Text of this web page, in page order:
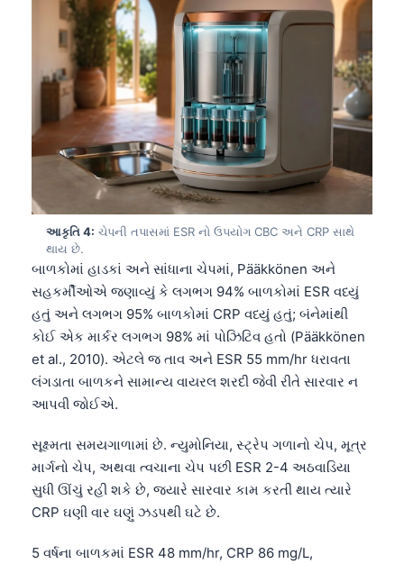
આકૃતિ 4: ચેપની તપાસમાં ESR નો ઉપયોગ CBC અને CRP સાથે
થાય છે.
બાળકોમાં હાડકાં અને સાંધાના ચેપમાં, Pääkkönen અને
સહકર્મીઓએ જણાવ્યું કે લગભગ 94% બાળકોમાં ESR વધ્યું
હતું અને લગભગ 95% બાળકોમાં CRP વધ્યું હતું; બંનેમાંથી
કોઈ એક માર્કર લગભગ 98% માં પોઝિટિવ હતો (Pääkkönen
et al., 2010). એટલે જ તાવ અને ESR 55 mm/hr ધરાવતા
લંગડાતા બાળકને સામાન્ય વાયરલ શરદી જેવી રીતે સારવાર ન
આપવી જોઈએ.
સૂક્ષ્મતા સમયગાળામાં છે. ન્યુમોનિયા, સ્ટ્રેપ ગળાનો ચેપ, મૂત્ર
માર્ગનો ચેપ, અથવા ત્વચાના ચેપ પછી ESR 2-4 અઠવાડિયા
સુધી ઊંચું રહી શકે છે, જ્યારે સારવાર કામ કરતી થાય ત્યારે
CRP ઘણી વાર ઘણું ઝડપથી ઘટે છે.
5 વર્ષના બાળકમાં ESR 48 mm/hr, CRP 86 mg/L,